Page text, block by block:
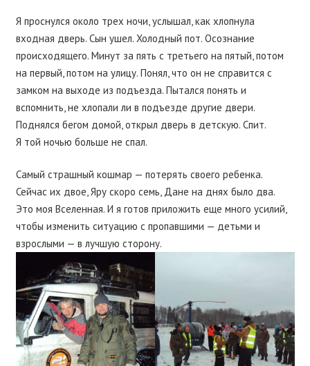
Я проснулся около трех ночи, услышал, как хлопнула
входная дверь. Сын ушел. Холодный пот. Осознание
происходящего. Минут за пять с третьего на пятый, потом
на первый, потом на улицу. Понял, что он не справится с
замком на выходе из подъезда. Пытался понять и
вспомнить, не хлопали ли в подъезде другие двери.
Поднялся бегом домой, открыл дверь в детскую. Спит.
Я той ночью больше не спал.
Самый страшный кошмар — потерять своего ребенка.
Сейчас их двое, Яру скоро семь, Дане на днях было два.
Это моя Вселенная. И я готов приложить еще много усилий,
чтобы изменить ситуацию с пропавшими — детьми и
взрослыми — в лучшую сторону.